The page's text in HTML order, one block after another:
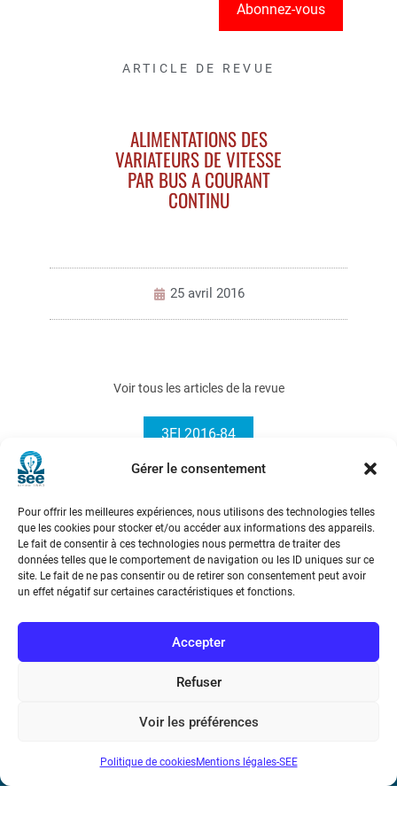
Gérer le consentement
Pour offrir les meilleures expériences, nous utilisons des technologies telles
que les cookies pour stocker et/ou accéder aux informations des appareils.
Le fait de consentir à ces technologies nous permettra de traiter des
données telles que le comportement de navigation ou les ID uniques sur ce
site. Le fait de ne pas consentir ou de retirer son consentement peut avoir
un effet négatif sur certaines caractéristiques et fonctions.
Accepter
Refuser
Voir les préférences
Politique de cookiesMentions légales-SEE
Abonnez-vous
ARTICLE DE REVUE
ALIMENTATIONS DES
VARIATEURS DE VITESSE
PAR BUS A COURANT
CONTINU
25 avril 2016
Voir tous les articles de la revue
3EI 2016-84
Société de l’Electricité, de l’Electronique et des Technologies
75116 Paris
Téléphone : (+33) 1 56 90 37 17
N° de SIREN : 785 393 232, Code APE : 9412Z TVA intra-